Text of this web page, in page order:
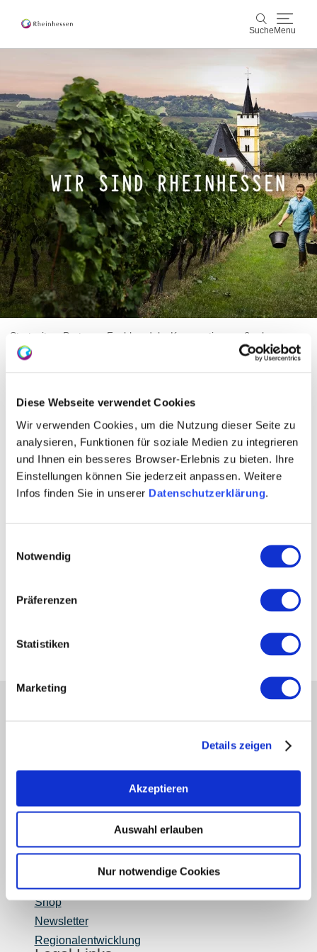
Diese Webseite verwendet Cookies
Wir verwenden Cookies, um die Nutzung dieser Seite zu
analysieren, Funktionen für soziale Medien zu integrieren
und Ihnen ein besseres Browser-Erlebnis zu bieten. Ihre
Einstellungen können Sie jederzeit anpassen. Weitere
Infos finden Sie in unserer Datenschutzerklärung.
Notwendig
Präferenzen
Statistiken
Marketing
Details zeigen
Akzeptieren
Auswahl erlauben
Nur notwendige Cookies
Suche Menu
Aktiv & Natur
Kultur & Städte
Veranstaltungen
Buchung & Service
ShopRheinhessen-Blog Karte
Startseite Partner Fachhandel
Kooperationsmaßnahmen
Anzeigen
1-spaltig 41x60mm hoch
Format auswählen:
1-spaltig 41x60mm hoch
1-spaltig 45x100mm
Datei auswählen:
Login Weinwirtschaft
Mediendatenbank Rheinhessen
Region Rheinhessen
Über uns
Shop
Newsletter
Regionalentwicklung